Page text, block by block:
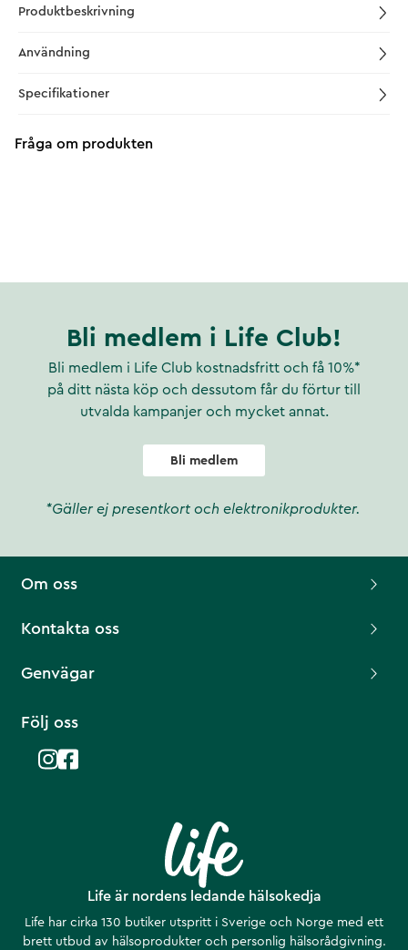
Produktbeskrivning
Användning
Specifikationer
Fråga om produkten
Bli medlem i Life Club!
Bli medlem i Life Club kostnadsfritt och få 10%*
på ditt nästa köp och dessutom får du förtur till
utvalda kampanjer och mycket annat.
Bli medlem
*Gäller ej presentkort och elektronikprodukter.
Life är nordens ledande hälsokedja
Life har cirka 130 butiker utspritt i Sverige och Norge med ett
brett utbud av hälsoprodukter och personlig hälsorådgivning.
Om oss
Kontakta oss
Genvägar
Följ oss